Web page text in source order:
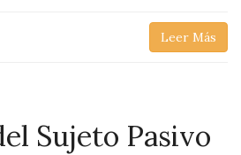
Leer Más
Sujeto Pasivo